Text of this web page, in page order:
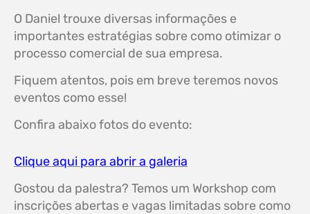
O Daniel trouxe diversas informações e
importantes estratégias sobre como otimizar o
processo comercial de sua empresa.
Fiquem atentos, pois em breve teremos novos
eventos como esse!
Confira abaixo fotos do evento:
Clique aqui para abrir a galeria
Gostou da palestra? Temos um Workshop com
inscrições abertas e vagas limitadas sobre como